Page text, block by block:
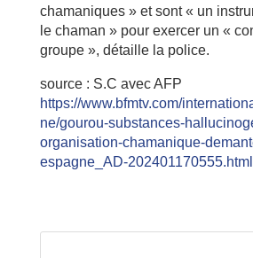
chamaniques » et sont « un
le chaman » pour exercer un «
groupe », détaille la police.
source : S.C avec AFP
https://www.bfmtv.com/
ne/gourou-substances-
organisation-chamanique-
espagne_AD-202401170555.html